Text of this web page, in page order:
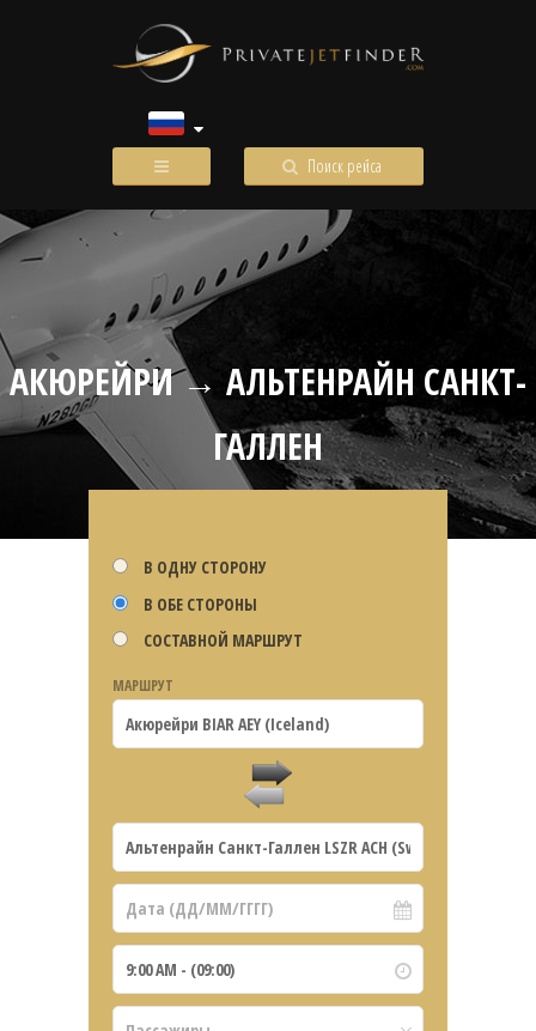
Поиск рейса
АКЮРЕЙРИ → АЛЬТЕНРАЙН САНКТ-
ГАЛЛЕН
В ОДНУ СТОРОНУ
В ОБЕ СТОРОНЫ
СОСТАВНОЙ МАРШРУТ
МАРШРУТ